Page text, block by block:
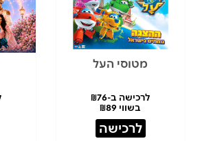
מטוסי העל
לרכישה ב-₪76
בשווי ₪89
לרכישה